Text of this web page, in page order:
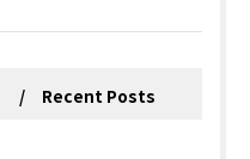
Recent Posts